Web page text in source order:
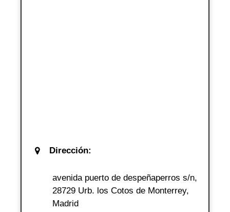
Dirección:
avenida puerto de despeñaperros s/n,
28729 Urb. los Cotos de Monterrey,
Madrid